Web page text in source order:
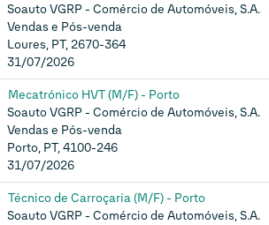
Soauto VGRP - Comércio de Automóveis, S.A.
Vendas e Pós-venda
Loures, PT, 2670-364
31/07/2026
Mecatrónico HVT (M/F) - Porto
Soauto VGRP - Comércio de Automóveis, S.A.
Vendas e Pós-venda
Porto, PT, 4100-246
31/07/2026
Técnico de Carroçaria (M/F) - Porto
Soauto VGRP - Comércio de Automóveis, S.A.